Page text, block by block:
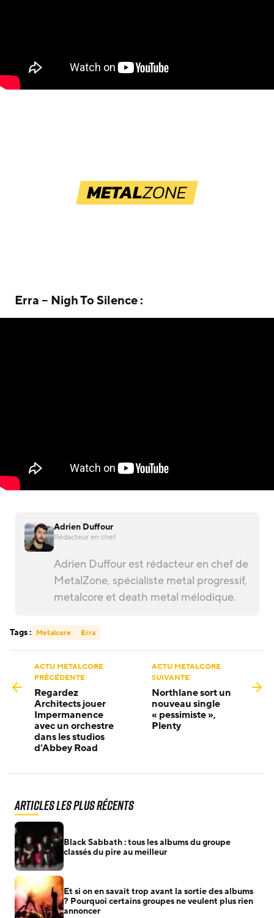
Erra – Nigh To Silence :
Adrien Duffour
Rédacteur en chef
Adrien Duffour est rédacteur en chef de
MetalZone, spécialiste metal progressif,
metalcore et death metal mélodique.
Tags : Metalcore Erra
ACTU METALCORE
PRÉCÉDENTE
Regardez
Architects jouer
Impermanence
avec un orchestre
dans les studios
d’Abbey Road
ACTU METALCORE
SUIVANTE
Northlane sort un
nouveau single
« pessimiste »,
Plenty
Articles les plus récents
Black Sabbath : tous les albums du groupe
classés du pire au meilleur
Et si on en savait trop avant la sortie des albums
? Pourquoi certains groupes ne veulent plus rien
annoncer